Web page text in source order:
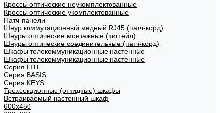
Кроссы оптические неукомплектованные
Кроссы оптические укомплектованные
Патч-панели
Шнур коммутационный медный RJ45 (патч-корд)
Шнуры оптические монтажные (пигтейл)
Шнуры оптические соединительные (патч-корд)
Шкафы телекоммуникационные настенные
Шкафы телекоммуникационные настенные
Cерия LITE
Cерия BASIS
Cерия KEYS
Трехсекционные (откидные) шкафы
Встраиваемый настенный шкаф
600x450